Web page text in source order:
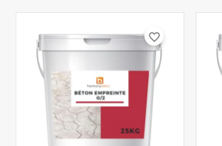
favorite_border